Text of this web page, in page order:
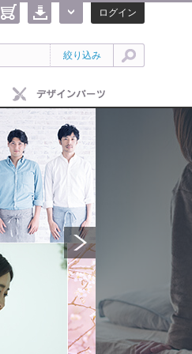
ログイン
絞り込み